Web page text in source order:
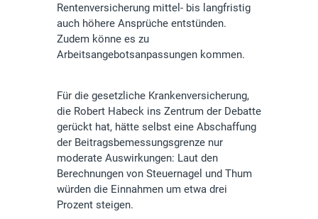
Rentenversicherung mittel- bis langfristig
auch höhere Ansprüche entstünden.
Zudem könne es zu
Arbeitsangebotsanpassungen kommen.
Für die gesetzliche Krankenversicherung,
die Robert Habeck ins Zentrum der Debatte
gerückt hat, hätte selbst eine Abschaffung
der Beitragsbemessungsgrenze nur
moderate Auswirkungen: Laut den
Berechnungen von Steuernagel und Thum
würden die Einnahmen um etwa drei
Prozent steigen.